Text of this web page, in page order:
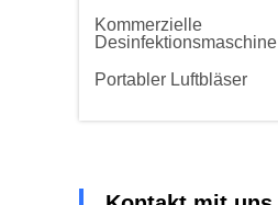
Kommerzielle
Desinfektionsmaschine
Portabler Luftbläser